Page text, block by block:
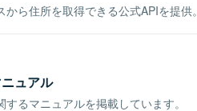
ら住所を取得できる公式APIを提供。
ュアル
るマニュアルを掲載しています。